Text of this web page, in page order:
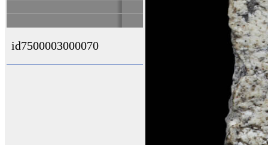
id7500003000070